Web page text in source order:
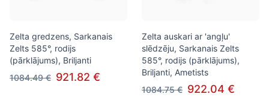
Zelta gredzens, Sarkanais
Zelts 585°, rodijs
(pārklājums), Briljanti
1084.49 € 921.82 €
Zelta auskari ar 'angļu'
slēdzēju, Sarkanais Zelts
585°, rodijs (pārklājums),
Briljanti, Ametists
1084.75 € 922.04 €